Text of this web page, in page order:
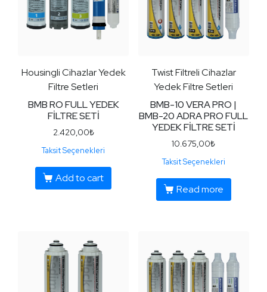
Housingli Cihazlar Yedek
Filtre Setleri
BMB RO FULL YEDEK
FİLTRE SETİ
2.420,00₺
Taksit Seçenekleri
Add to cart
Twist Filtreli Cihazlar
Yedek Filtre Setleri
BMB-10 VERA PRO |
BMB-20 ADRA PRO FULL
YEDEK FİLTRE SETİ
10.675,00₺
Taksit Seçenekleri
Read more